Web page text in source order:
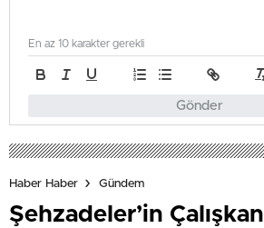
Gönder
En az 10 karakter gerekli
Haber Haber Gündem
Şehzadeler’in Çalışkan